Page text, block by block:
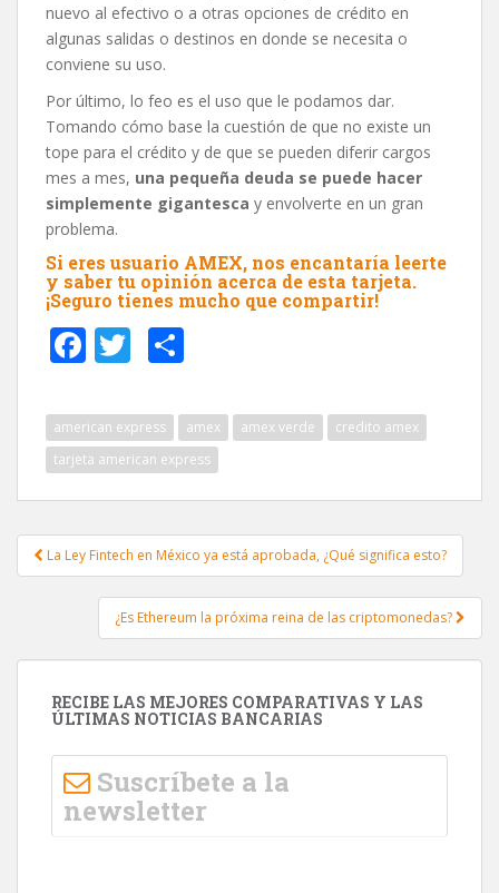
nuevo al efectivo o a otras opciones de crédito en
algunas salidas o destinos en donde se necesita o
conviene su uso.
Por último, lo feo es el uso que le podamos dar.
Tomando cómo base la cuestión de que no existe un
tope para el crédito y de que se pueden diferir cargos
mes a mes, una pequeña deuda se puede hacer
simplemente gigantesca y envolverte en un gran
problema.
Si eres usuario AMEX, nos encantaría leerte
y saber tu opinión acerca de esta tarjeta.
¡Seguro tienes mucho que compartir!
F
ac
e
b
o
o
k
T
w
itt
er
m
p
ar
ti
r
american express amex amex verde
credito amex
tarjeta american express
Post navigation
La Ley Fintech en México ya está aprobada, ¿Qué significa esto?
¿Es Ethereum la próxima reina de las criptomonedas?
RECIBE LAS MEJORES COMPARATIVAS Y LAS
ÚLTIMAS NOTICIAS BANCARIAS
Suscríbete a la
newsletter